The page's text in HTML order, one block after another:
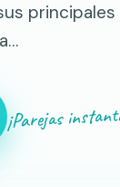
¡Parejas